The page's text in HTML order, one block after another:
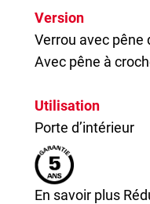
Version
Verrou avec pêne
Avec pêne à
Utilisation
Porte d’intérieur
En savoir plus